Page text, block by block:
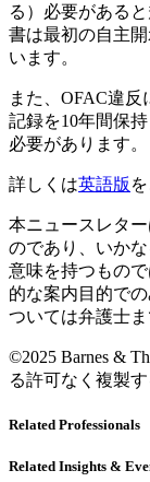
る）必要がある
書は最初の自主
います。
また、 OFAC違反
記録を10年間保
必要があります。
詳しくは英語版
本ニュースレタ
のであり、いか
意味を持つもの
的な案内目的で
ついては弁護士ま
©2025 Barnes &
る許可なく複製
Related Professionals
Related Insights &